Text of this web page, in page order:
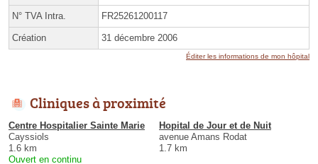
N° TVA Intra. FR25261200117
Création 31 décembre 2006
Éditer les informations de mon hôpital
Cliniques à proximité
Centre Hospitalier Sainte Marie
Cayssiols
1.6 km
Ouvert en continu
Hopital de Jour et de Nuit
avenue Amans Rodat
1.7 km